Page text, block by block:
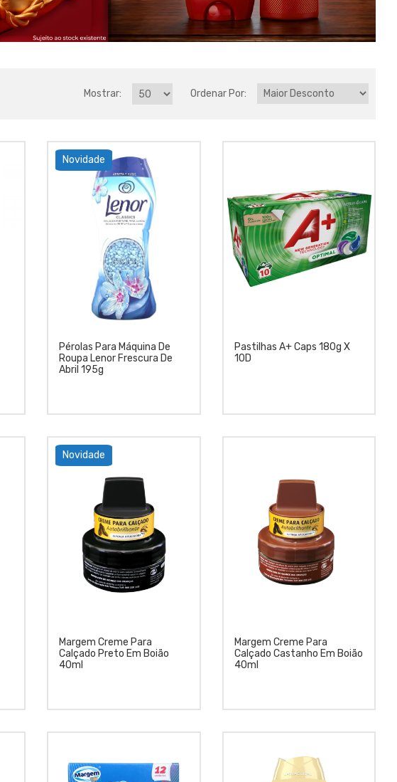
Mostrar: Ordenar Por:
Novidade
Pérolas Para Máquina De
Roupa Lenor Frescura De
Abril 195g
Pastilhas A+ Caps 180g X
10D
Novidade
Margem Creme Para
Calçado Preto Em Boião
40ml
Margem Creme Para
Calçado Castanho Em Boião
40ml